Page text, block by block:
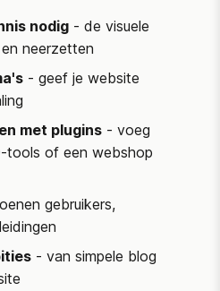
nodig - de visuele
neerzetten
- geef je website
met plugins - voeg
tools of een webshop
gebruikers,
- van simpele blog